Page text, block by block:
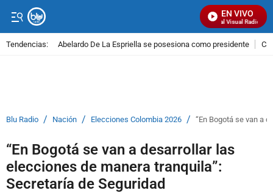
EN VIVO
Señal Visual Radio
Tendencias: Abelardo De La Espriella se posesiona como presidente
Blu Radio / Nación / Elecciones Colombia 2026 / “En Bogotá se van a
“En Bogotá se van a desarrollar las
elecciones de manera tranquila”:
Secretaría de Seguridad